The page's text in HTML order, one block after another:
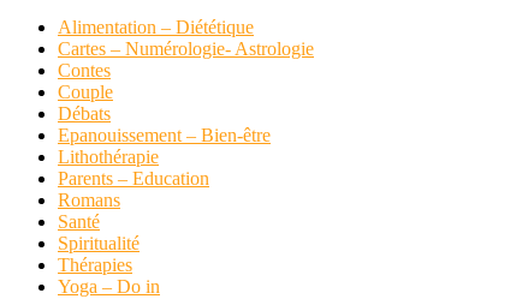
Alimentation – Diététique
Cartes – Numérologie- Astrologie
Contes
Couple
Débats
Epanouissement – Bien-être
Lithothérapie
Parents – Education
Romans
Santé
Spiritualité
Thérapies
Yoga – Do in